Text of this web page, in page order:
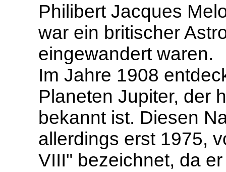
Philibert Jacques
war ein britischer
eingewandert waren.
Im Jahre 1908
Planeten Jupiter, der
bekannt ist. Diesen
allerdings erst 1975,
VIII" bezeichnet, da